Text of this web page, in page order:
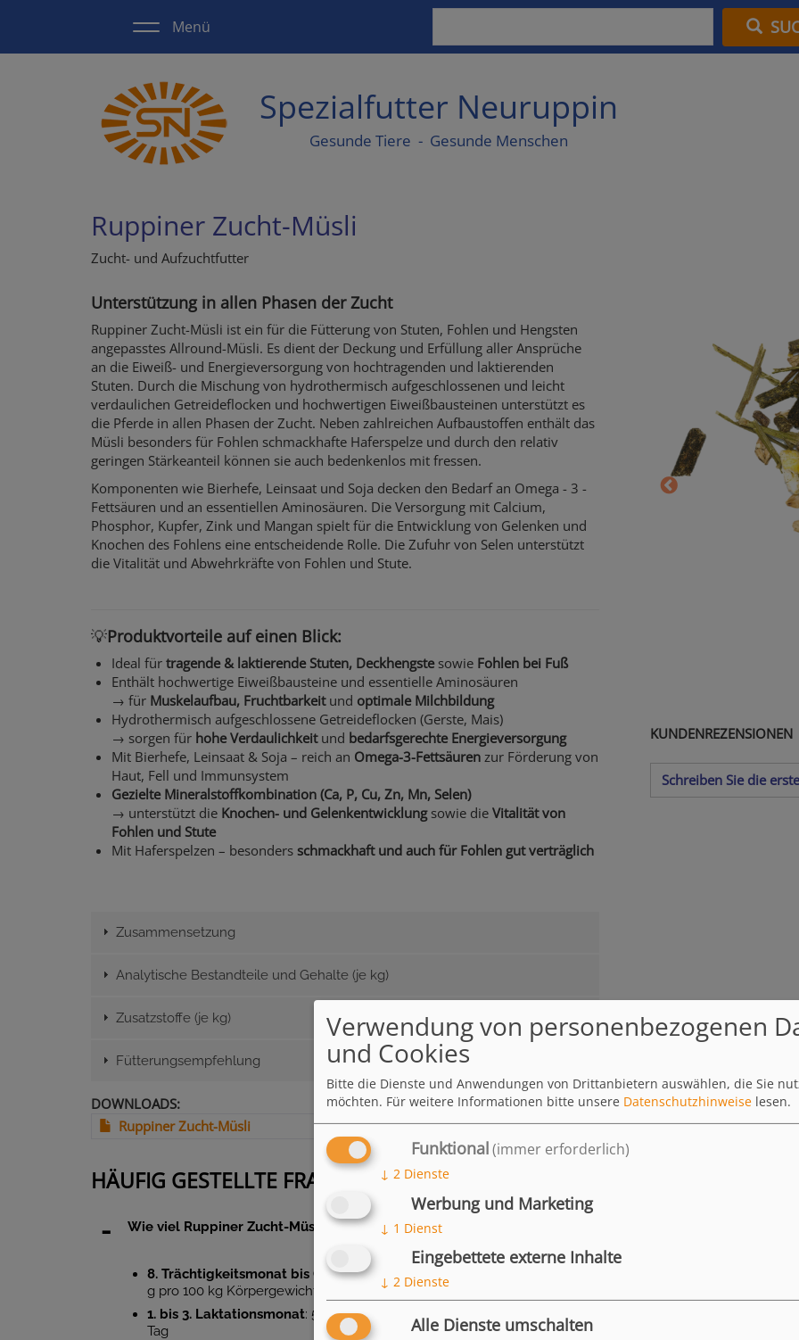
Menü
Spezialfutter Neuruppin
Gesunde Tiere - Gesunde Menschen
Ruppiner Zucht-Müsli
KUNDENREZENSIONEN
Schreiben Sie die
Zucht- und Aufzuchtfutter
Unterstützung in allen Phasen der Zucht
Ruppiner Zucht-Müsli ist ein für die Fütterung von Stuten, Fohlen und Hengsten
angepasstes Allround-Müsli. Es dient der Deckung und Erfüllung aller Ansprüche
an die Eiweiß- und Energieversorgung von hochtragenden und laktierenden
Stuten. Durch die Mischung von hydrothermisch aufgeschlossenen und leicht
verdaulichen Getreideflocken und hochwertigen Eiweißbausteinen unterstützt es
die Pferde in allen Phasen der Zucht. Neben zahlreichen Aufbaustoffen enthält das
Müsli besonders für Fohlen schmackhafte Haferspelze und durch den relativ
geringen Stärkeanteil können sie auch bedenkenlos mit fressen.
Komponenten wie Bierhefe, Leinsaat und Soja decken den Bedarf an Omega - 3 -
Fettsäuren und an essentiellen Aminosäuren. Die Versorgung mit Calcium,
Phosphor, Kupfer, Zink und Mangan spielt für die Entwicklung von Gelenken und
Knochen des Fohlens eine entscheidende Rolle. Die Zufuhr von Selen unterstützt
die Vitalität und Abwehrkräfte von Fohlen und Stute.
💡Produktvorteile auf einen Blick:
Ideal für tragende & laktierende Stuten, Deckhengstesowie Fohlen bei Fuß
Enthält hochwertige Eiweißbausteine und essentielle Aminosäuren
→ für Muskelaufbau, Fruchtbarkeitund optimale Milchbildung
Hydrothermisch aufgeschlossene Getreideflocken (Gerste, Mais)
→ sorgen für hohe Verdaulichkeitund bedarfsgerechte Energieversorgung
Mit Bierhefe, Leinsaat & Soja – reich an Omega-3-Fettsäurenzur Förderung von
Haut, Fell und Immunsystem
Gezielte Mineralstoffkombination (Ca, P, Cu, Zn, Mn, Selen)
→ unterstützt die Knochen- und Gelenkentwicklungsowie die Vitalität von
Fohlen und Stute
Mit Haferspelzen – besondersschmackhaft und auch für Fohlen gut verträglich
Zusammensetzung
Analytische Bestandteile und Gehalte (je kg)
Zusatzstoffe (je kg)
Fütterungsempfehlung
DOWNLOADS
Ruppiner Zucht-Müsli
529.09 KB
HÄUFIG GESTELLTE FRAGEN
Wie viel Ruppiner Zucht-Müsli sollte ich meinem Pferd geben?
8. Trächtigkeitsmonat bis Geburt: je nach Zustand der Stute 100 - 350
g pro 100 kg Körpergewicht und Tag
1. bis 3. Laktationsmonat: 500 - 700 g pro 100 kg Körpergewicht und
Tag
Verwendung von personenbezogenen
und Cookies
Bitte die Dienste und Anwendungen von Drittanbietern auswählen, die Sie
möchten. Für weitere Informationen bitte unsere Datenschutzhinweise lesen.
Funktional(immer erforderlich)
↓ 2 Dienste
Werbung und Marketing
↓ 1 Dienst
Eingebettete externe Inhalte
↓ 2 Dienste
Alle Dienste umschalten